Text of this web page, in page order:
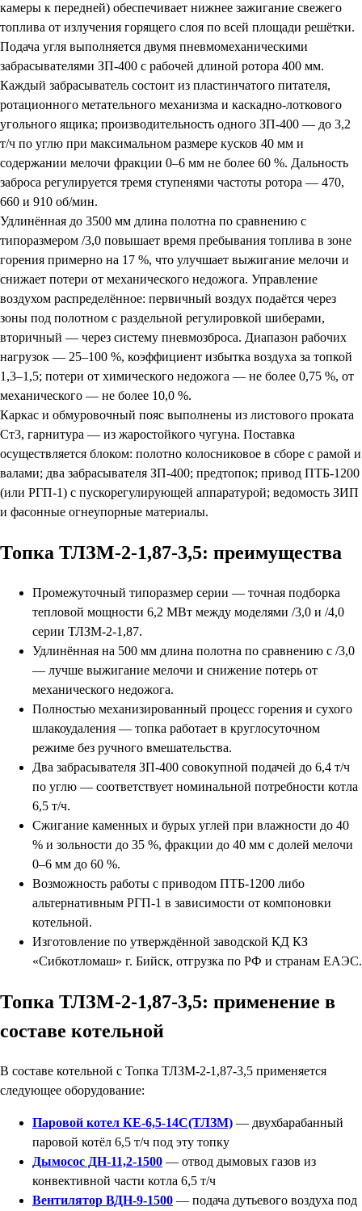
камеры к передней) обеспечивает нижнее зажигание свежего
топлива от излучения горящего слоя по всей площади решётки.
Подача угля выполняется двумя пневмомеханическими
забрасывателями ЗП-400 с рабочей длиной ротора 400 мм.
Каждый забрасыватель состоит из пластинчатого питателя,
ротационного метательного механизма и каскадно-лоткового
угольного ящика; производительность одного ЗП-400 — до 3,2
т/ч по углю при максимальном размере кусков 40 мм и
содержании мелочи фракции 0–6 мм не более 60 %. Дальность
заброса регулируется тремя ступенями частоты ротора — 470,
660 и 910 об/мин.
Удлинённая до 3500 мм длина полотна по сравнению с
типоразмером /3,0 повышает время пребывания топлива в зоне
горения примерно на 17 %, что улучшает выжигание мелочи и
снижает потери от механического недожога. Управление
воздухом распределённое: первичный воздух подаётся через
зоны под полотном с раздельной регулировкой шиберами,
вторичный — через систему пневмозброса. Диапазон рабочих
нагрузок — 25–100 %, коэффициент избытка воздуха за топкой
1,3–1,5; потери от химического недожога — не более 0,75 %, от
механического — не более 10,0 %.
Каркас и обмуровочный пояс выполнены из листового проката
Ст3, гарнитура — из жаростойкого чугуна. Поставка
осуществляется блоком: полотно колосниковое в сборе с рамой и
валами; два забрасывателя ЗП-400; предтопок; привод ПТБ-1200
(или РГП-1) с пускорегулирующей аппаратурой; ведомость ЗИП
и фасонные огнеупорные материалы.
Топка ТЛЗМ-2-1,87-3,5: преимущества
Промежуточный типоразмер серии — точная подборка
тепловой мощности 6,2 МВт между моделями /3,0 и /4,0
серии ТЛЗМ-2-1,87.
Удлинённая на 500 мм длина полотна по сравнению с /3,0
— лучше выжигание мелочи и снижение потерь от
механического недожога.
Полностью механизированный процесс горения и сухого
шлакоудаления — топка работает в круглосуточном
режиме без ручного вмешательства.
Два забрасывателя ЗП-400 совокупной подачей до 6,4 т/ч
по углю — соответствует номинальной потребности котла
6,5 т/ч.
Сжигание каменных и бурых углей при влажности до 40
% и зольности до 35 %, фракции до 40 мм с долей мелочи
0–6 мм до 60 %.
Возможность работы с приводом ПТБ-1200 либо
альтернативным РГП-1 в зависимости от компоновки
котельной.
Изготовление по утверждённой заводской КД КЗ
«Сибкотломаш» г. Бийск, отгрузка по РФ и странам ЕАЭС.
Топка ТЛЗМ-2-1,87-3,5: применение в
составе котельной
В составе котельной с Топка ТЛЗМ-2-1,87-3,5 применяется
следующее оборудование:
Паровой котел КЕ-6,5-14С(ТЛЗМ) — двухбарабанный
паровой котёл 6,5 т/ч под эту топку
Дымосос ДН-11,2-1500 — отвод дымовых газов из
конвективной части котла 6,5 т/ч
Вентилятор ВДН-9-1500 — подача дутьевого воздуха под